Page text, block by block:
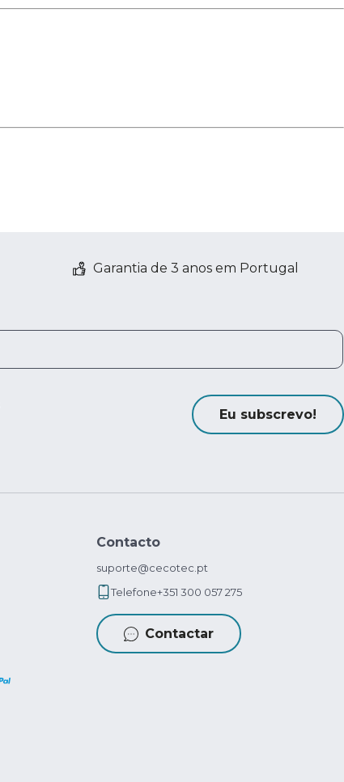
Garantia de 3 anos em Portugal
Eu subscrevo!
Contacto
suporte@cecotec.pt
Telefone+351 300 057 275
Contactar